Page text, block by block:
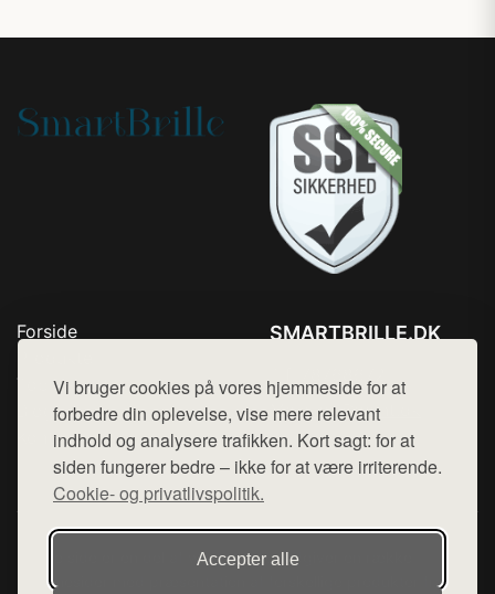
Vi bruger cookies på vores hjemmeside for at
forbedre din oplevelse, vise mere relevant
indhold og analysere trafikken. Kort sagt: for at
siden fungerer bedre – ikke for at være irriterende.
Cookie- og privatlivspolitik.
Accepter alle
Forside
Top Rabatter
Blog
Kontakt
SMARTBRILLE.DK
Mail: hej@want.dk
Cookie- og privatlivspolitik
Denne side er en del af want.dk, der udgiver en række
hjemmesider med præsentation af forskellige produkter fra